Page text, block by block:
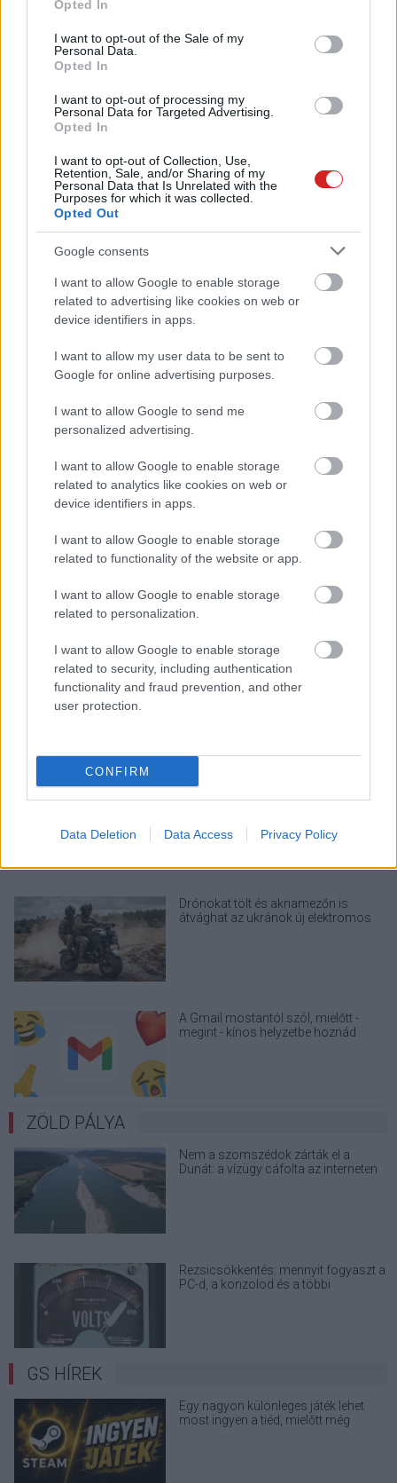
use your data for below specified purposes in below Google
consent section.
Opted In
I want to opt-out of the Sale of my
Personal Data.
Opted In
I want to opt-out of processing my
Personal Data for Targeted Advertising.
Opted In
I want to opt-out of Collection, Use,
Retention, Sale, and/or Sharing of my
Personal Data that Is Unrelated with the
Purposes for which it was collected.
Opted Out
Google consents
I want to allow Google to enable storage
related to advertising like cookies on web or
device identifiers in apps.
I want to allow my user data to be sent to
Google for online advertising purposes.
I want to allow Google to send me
personalized advertising.
I want to allow Google to enable storage
related to analytics like cookies on web or
device identifiers in apps.
I want to allow Google to enable storage
related to functionality of the website or app.
I want to allow Google to enable storage
related to personalization.
I want to allow Google to enable storage
related to security, including authentication
functionality and fraud prevention, and other
user protection.
CONFIRM
Data Deletion Data Access Privacy Policy
KÖVESS FACEBOOKON!
LEGOLVASOTTABBAK
PC-d, a konzolod és a többi
elektronikai eszközöd?
Napelem sem kell hozzá: ez a
takarékos otthonok következő nagy
dobása
A Microsoft szép csendben eltüntette
a Windows 32 GB RAM-ot ajánló
Egy idős házaspár 8 milliárd forintért
sem vált meg a család farmjától,
építhessen a helyére
Drónokat tölt és aknamezőn is
átvághat az ukránok új elektromos
A Gmail mostantól szól, mielőtt -
megint - kínos helyzetbe hoznád
ZÖLD PÁLYA
Nem a szomszédok zárták el a
Dunát: a vízügy cáfolta az interneten
Rezsicsökkentés: mennyit fogyaszt a
PC-d, a konzolod és a többi
GS HÍREK
Egy nagyon különleges játék lehet
most ingyen a tiéd, mielőtt még